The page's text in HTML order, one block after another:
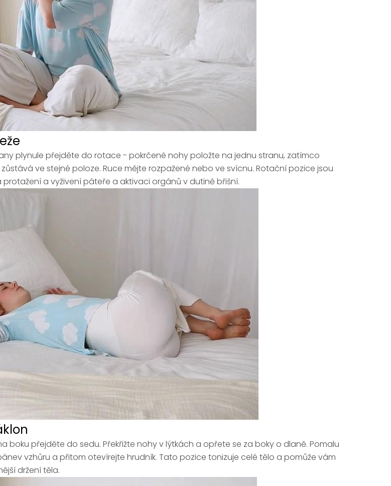
plynule přejděte do rotace - pokrčené nohy položte na jednu stranu, zatímco
ve stejné poloze. Ruce mějte rozpažené nebo ve svícnu. Rotační pozice jsou
protažení a vyživení páteře a aktivaci orgánů v dutině břišní.
boku přejděte do sedu. Překřižte nohy v lýtkách a opřete se za boky o dlaně. Pomalu
vzhůru a přitom otevírejte hrudník. Tato pozice tonizuje celé tělo a pomůže vám
držení těla.